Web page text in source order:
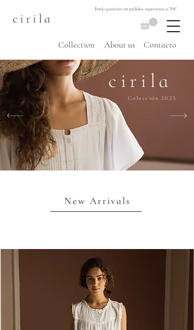
cirila
About us Contacto
Collection
Envío gratuito en pedidos superiores a 70€
cirila
Colección 2025
New Arrivals